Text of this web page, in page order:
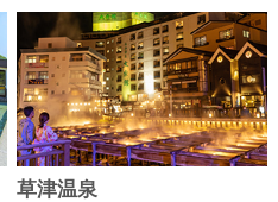
&
10 位
千葉県 旭九十九里温泉
亀の井ホテル 九十九里
チ
牛
宮城県 遠刈田温泉
メルキュール宮城蔵王リゾート＆スパ
【WEB】【早期割引30】【オール
インクルーシブ】ディナービュッ
フェプラン
1名12,900円～ 税込
草津温泉